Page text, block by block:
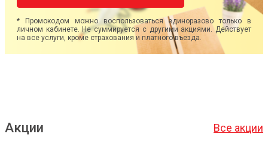
* Промокодом можно воспользоваться единоразово только в
личном кабинете. Не суммируется с другими акциями. Действует
на все услуги, кроме страхования и платного въезда.
Акции Все акции